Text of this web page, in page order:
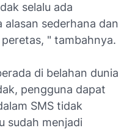
selalu ada
alasan sederhana dan
" tambahnya.
di belahan dunia
pengguna dapat
SMS tidak
sudah menjadi